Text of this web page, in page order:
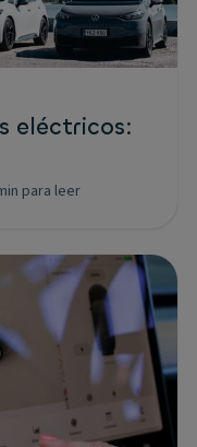
eléctricos:
para leer